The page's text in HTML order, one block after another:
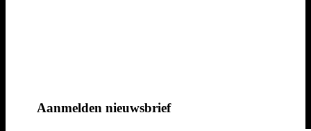
Aanmelden nieuwsbrief